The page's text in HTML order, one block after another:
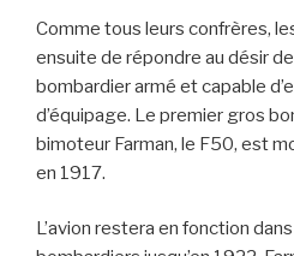
Comme tous leurs confrères,
ensuite de répondre au désir
bombardier armé et capable
d’équipage. Le premier gros
bimoteur Farman, le F50, est
en 1917.
L’avion restera en fonction